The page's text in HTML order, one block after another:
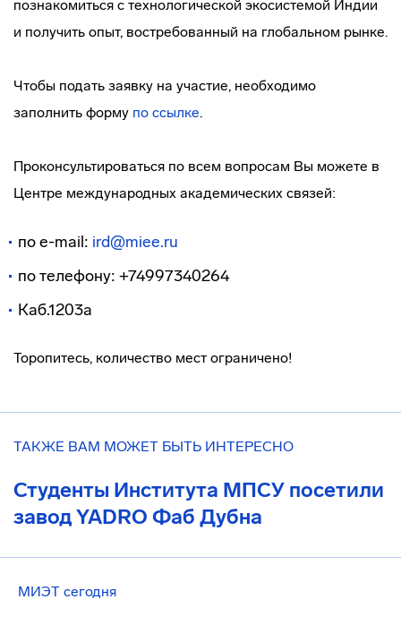
познакомиться с технологической экосистемой Индии
и получить опыт, востребованный на глобальном рынке.
Чтобы подать заявку на участие, необходимо
заполнить форму по ссылке.
Проконсультироваться по всем вопросам Вы можете в
Центре международных академических связей:
по e-mail: ird@miee.ru
по телефону: +74997340264
Каб.1203а
Торопитесь, количество мест ограничено!
ТАКЖЕ ВАМ МОЖЕТ БЫТЬ ИНТЕРЕСНО
Студенты Института МПСУ посетили
завод YADRO Фаб Дубна
МИЭТ сегодня